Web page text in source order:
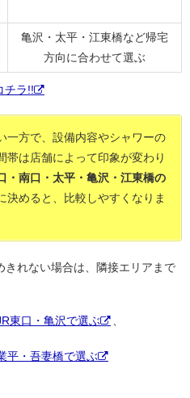
亀沢・太平・江東橋など帰宅
方向に合わせて選ぶ
チラ!!
一方で、設備内容やシャワーの
帯は店舗によって印象が変わり
・南口・太平・亀沢・江東橋の
決めると、比較しやすくなりま
きれない場合は、隣接エリアまで
東口・亀沢で選ぶ
平・吾妻橋で選ぶ